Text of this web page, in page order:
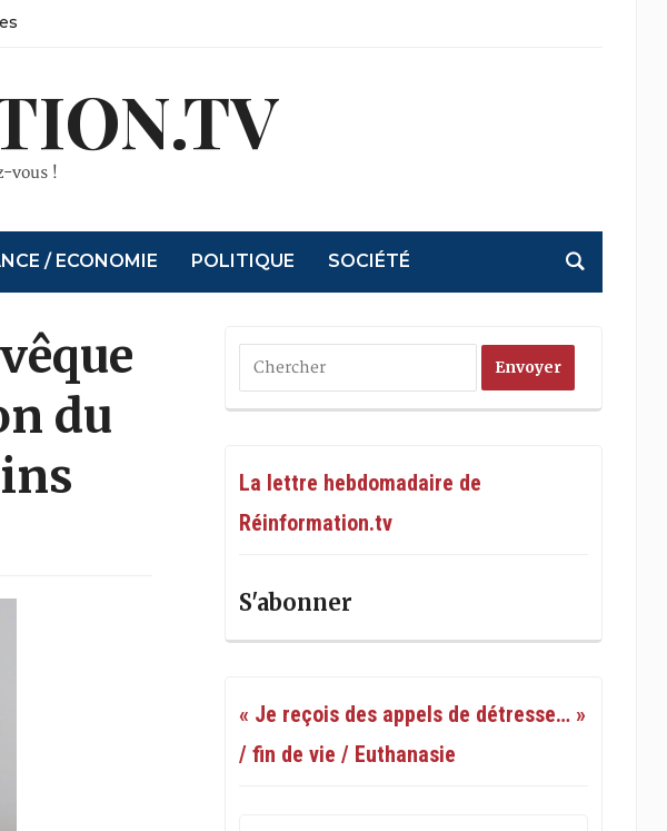
vous !
/ ECONOMIE POLITIQUE SOCIÉTÉ
du
La lettre hebdomadaire de
Réinformation.tv
S'abonner
« Je reçois des appels de détresse… »
/ fin de vie / Euthanasie